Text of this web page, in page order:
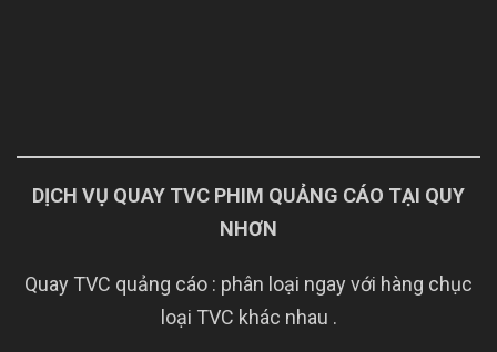
DỊCH VỤ QUAY TVC PHIM QUẢNG CÁO TẠI QUY
NHƠN
Quay TVC quảng cáo : phân loại ngay với hàng chục
loại TVC khác nhau .